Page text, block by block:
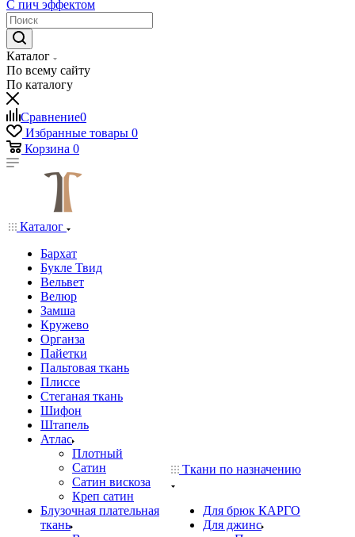
С пич эффектом
Каталог
По всему сайту
По каталогу
Сравнение0
Избранные товары 0
Корзина 0
Каталог
Бархат
Букле Твид
Вельвет
Велюр
Замша
Кружево
Органза
Пайетки
Пальтовая ткань
Плиссе
Стеганая ткань
Шифон
Штапель
Атлас
Плотный
Сатин
Сатин вискоза
Креп сатин
Блузочная плательная
ткань
Ткани по назначению
Для брюк КАРГО
Для джинс